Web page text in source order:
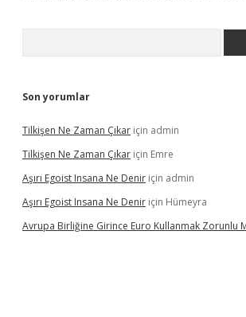
Son yorumlar
Tilkişen Ne Zaman Çıkar için admin
Tilkişen Ne Zaman Çıkar için Emre
Aşırı Egoist Insana Ne Denir için admin
Aşırı Egoist Insana Ne Denir için Hümeyra
Avrupa Birliğine Girince Euro Kullanmak Zorunlu